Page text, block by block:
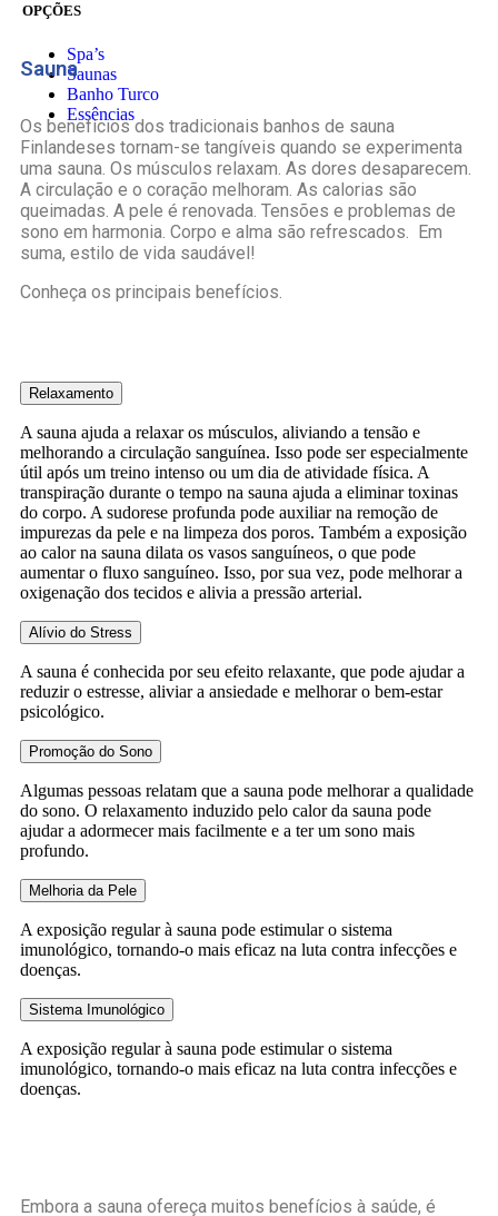
OPÇÕES
Spa’s
Saunas
Banho Turco
Essências
Sauna
Os benefícios dos tradicionais banhos de sauna
Finlandeses tornam-se tangíveis quando se experimenta
uma sauna. Os músculos relaxam. As dores desaparecem.
A circulação e o coração melhoram. As calorias são
queimadas. A pele é renovada. Tensões e problemas de
sono em harmonia. Corpo e alma são refrescados. Em
suma, estilo de vida saudável!
Conheça os principais benefícios.
Relaxamento
A sauna ajuda a relaxar os músculos, aliviando a tensão e
melhorando a circulação sanguínea. Isso pode ser especialmente
útil após um treino intenso ou um dia de atividade física. A
transpiração durante o tempo na sauna ajuda a eliminar toxinas
do corpo. A sudorese profunda pode auxiliar na remoção de
impurezas da pele e na limpeza dos poros. Também a exposição
ao calor na sauna dilata os vasos sanguíneos, o que pode
aumentar o fluxo sanguíneo. Isso, por sua vez, pode melhorar a
oxigenação dos tecidos e alivia a pressão arterial.
Alívio do Stress
A sauna é conhecida por seu efeito relaxante, que pode ajudar a
reduzir o estresse, aliviar a ansiedade e melhorar o bem-estar
psicológico.
Promoção do Sono
Algumas pessoas relatam que a sauna pode melhorar a qualidade
do sono. O relaxamento induzido pelo calor da sauna pode
ajudar a adormecer mais facilmente e a ter um sono mais
profundo.
Melhoria da Pele
A exposição regular à sauna pode estimular o sistema
imunológico, tornando-o mais eficaz na luta contra infecções e
doenças.
Sistema Imunológico
A exposição regular à sauna pode estimular o sistema
imunológico, tornando-o mais eficaz na luta contra infecções e
doenças.
Embora a sauna ofereça muitos benefícios à saúde, é